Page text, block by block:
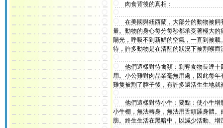
肉食背後的真相：
在美國與紐西蘭，大部分的動物被飼
量。動物的身心每分每秒都承受著極大
陽光，呼吸不到新鮮的空氣，一直到被
待，許多動物是在清醒的狀況下被割喉而
他們這樣對待禽類：剝奪食物長達十
用。小公雞對肉品業毫無用處，因此每
雞隻被割了脖子後，有許多還活生生地
他們這樣對待小牛：要點：使小牛增
小牛棚，無法轉身，無法用舌頭舔身體
肪。終生生活在黑暗中，以減少活動、